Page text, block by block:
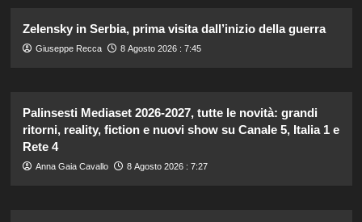
Zelensky in Serbia, prima visita dall’inizio della guerra
Giuseppe Recca 8 Agosto 2026 : 7:45
Palinsesti Mediaset 2026-2027, tutte le novità: grandi
ritorni, reality, fiction e nuovi show su Canale 5, Italia 1 e
Rete 4
Anna Gaia Cavallo 8 Agosto 2026 : 7:27